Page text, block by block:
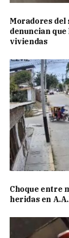
Moradores del
denuncian
viviendas
Choque entre
heridas en